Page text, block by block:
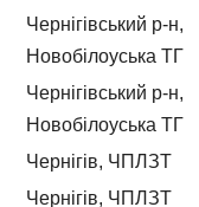
Чернігівський р-н,
Новобілоуська ТГ
Чернігівський р-н,
Новобілоуська ТГ
Чернігів, ЧПЛЗТ
Чернігів, ЧПЛЗТ